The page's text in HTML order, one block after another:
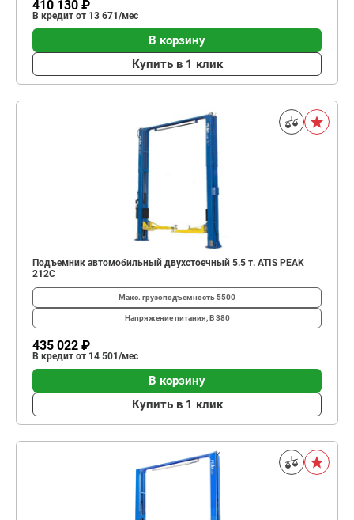
410 130 ₽
В кредит от 13 671/мес
В корзину
Купить в 1 клик
Подъемник автомобильный двухстоечный 5.5 т. ATIS PEAK
212C
Макс. грузоподъемность5500
Напряжение питания, В380
435 022 ₽
В кредит от 14 501/мес
В корзину
Купить в 1 клик